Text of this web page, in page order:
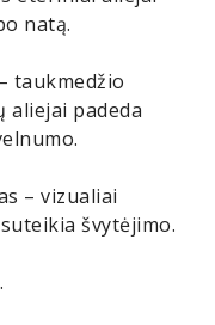
natą.
taukmedžio
aliejai padeda
– vizualiai
švytėjimo.